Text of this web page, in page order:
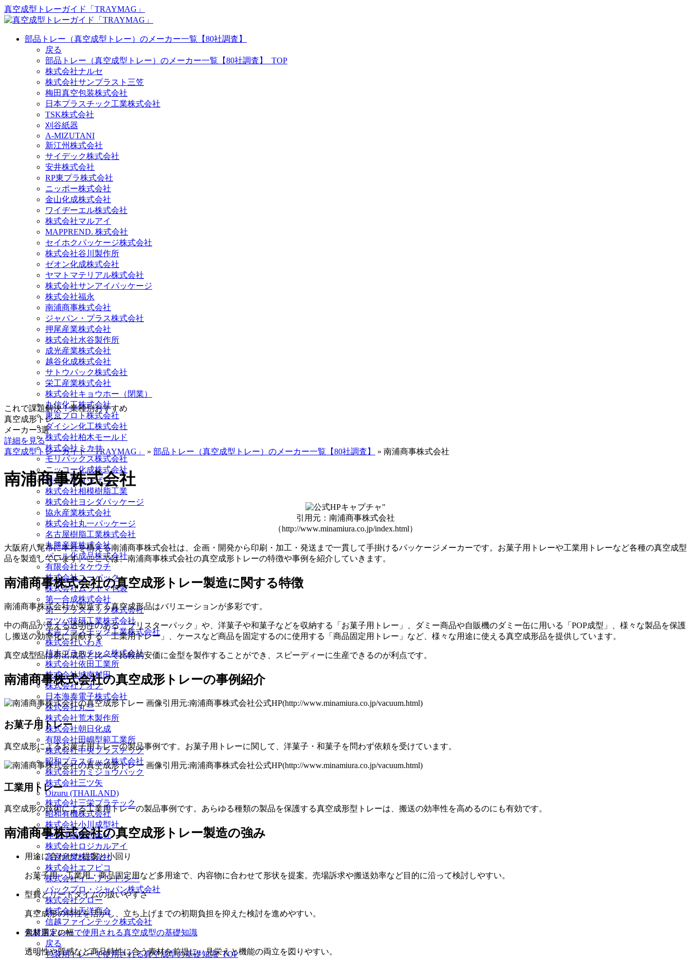
真空成型トレーガイド「TRAYMAG」
部品トレー（真空成型トレー）のメーカー一覧【80社調査】
戻る
部品トレー（真空成型トレー）のメーカー一覧【80社調査】_TOP
株式会社ナルセ
株式会社サンプラスト三笠
梅田真空包装株式会社
日本プラスチック工業株式会社
TSK株式会社
刈谷紙器
A-MIZUTANI
新江州株式会社
サイデック株式会社
安井株式会社
RP東プラ株式会社
ニッポー株式会社
金山化成株式会社
ワイヂーエル株式会社
株式会社マルアイ
MAPPREND. 株式会社
セイホクパッケージ株式会社
株式会社谷川製作所
ゼオン化成株式会社
ヤマトマテリアル株式会社
株式会社サンアイパッケージ
株式会社福永
南浦商事株式会社
ジャパン・プラス株式会社
押尾産業株式会社
株式会社水谷製作所
成光産業株式会社
越谷化成株式会社
サトウパック株式会社
栄工産業株式会社
株式会社キョウホー（閉業）
丸信化工株式会社
東京プロト株式会社
ダイシン化工株式会社
株式会社柏木モールド
株式会社ミカサ
モリパックス株式会社
ニッコー化成株式会社
株式会社ヨシザワ
株式会社相模樹脂工業
株式会社ヨシダパッケージ
協永産業株式会社
株式会社丸一パッケージ
名古屋樹脂工業株式会社
丸勝産業株式会社
パール化成品株式会社
有限会社タケウチ
株式会社ユーパック
株式会社ムラヤマ包装
第一合成株式会社
第一プラスチック株式会社
マツバ技研工業株式会社
大吉プラスチック工業株式会社
株式会社いわき
植木プラスチック株式会社
株式会社依田工業所
株式会社城南村田
株式会社アオノ
日本海泰電子株式会社
株式会社丸三
株式会社荒木製作所
株式会社朝日化成
有限会社田嶋型範工業所
株式会社中央プラスチック
昭和プラスチック株式会社
株式会社カミジョウパック
株式会社三ツ矢
Oizuru (THAILAND)
株式会社三栄プラテック
昭和有機株式会社
株式会社小川成型社
伸光洋紙株式会社
株式会社ロジカルアイ
高宮産業株式会社
株式会社エフピコ
株式会社イー.アンド.シー
パックプロ・ジャパン株式会社
株式会社グロー
株式会社天洋商会
信越ファインテック株式会社
包装用トレーで使用される真空成型の基礎知識
戻る
包装用トレーで使用される真空成型の基礎知識_TOP
これで課題解決！業種別おすすめ
真空成形トレー
メーカー3選
詳細を見る
真空成型トレーガイド「TRAYMAG」
» 部品トレー（真空成型トレー）のメーカー一覧【80社調査】 » 南浦商事株式会社
南浦商事株式会社
引用元：南浦商事株式会社
（http://www.minamiura.co.jp/index.html）
大阪府八尾市に本社を構える南浦商事株式会社は、企画・開発から印刷・加工・発送まで一貫して手掛けるパッケージメーカーです。お菓子用トレーや工業用トレーなど各種の真空成型
品を製造しています。ここでは、南浦商事株式会社の真空成形トレーの特徴や事例を紹介していきます。
南浦商事株式会社の真空成形トレー製造に関する特徴
南浦商事株式会社が製造する真空成形品はバリエーションが多彩です。
中の商品が見える透明性のある「ブリスターパック」や、洋菓子や和菓子などを収納する「お菓子用トレー」、ダミー商品や自販機のダミー缶に用いる「POP成型」、様々な製品を保護
し搬送の効率化に貢献する「工業用トレー」、ケースなど商品を固定するのに使用する「商品固定用トレー」など、 様々な用途に使える真空成形品を提供しています。
真空成型品は射出成型と比べて比較的安価に金型を製作することができ、スピーディーに生産できるのが利点です。
南浦商事株式会社の真空成形トレーの事例紹介
画像引用元:南浦商事株式会社公式HP(http://www.minamiura.co.jp/vacuum.html)
お菓子用トレー
真空成形によるお菓子用トレーの製品事例です。お菓子用トレーに関して、洋菓子・和菓子を問わず依頼を受けています。
画像引用元:南浦商事株式会社公式HP(http://www.minamiura.co.jp/vacuum.html)
工業用トレー
真空成形の技術による工業用トレーの製品事例です。あらゆる種類の製品を保護する真空成形型トレーは、搬送の効率性を高めるのにも有効です。
南浦商事株式会社の真空成形トレー製造の強み
用途に合わせた提案と小回り
お菓子用・工業用・商品固定用など多用途で、内容物に合わせて形状を提案。売場訴求や搬送効率など目的に沿って検討しやすい。
型費とリードタイムの扱いやすさ
真空成形の特性を活かし、立ち上げまでの初期負担を抑えた検討を進めやすい。
素材選定の幅
透明性や質感など商品特性に合う素材を前提に、見栄えと機能の両立を図りやすい。